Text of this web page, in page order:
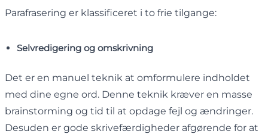
Parafrasering er klassificeret i to frie tilgange:
Selvredigering og omskrivning
Det er en manuel teknik at omformulere indholdet
med dine egne ord. Denne teknik kræver en masse
brainstorming og tid til at opdage fejl og ændringer.
Desuden er gode skrivefærdigheder afgørende for at